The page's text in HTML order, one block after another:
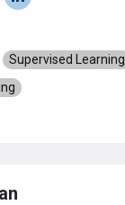
Supervised Learning